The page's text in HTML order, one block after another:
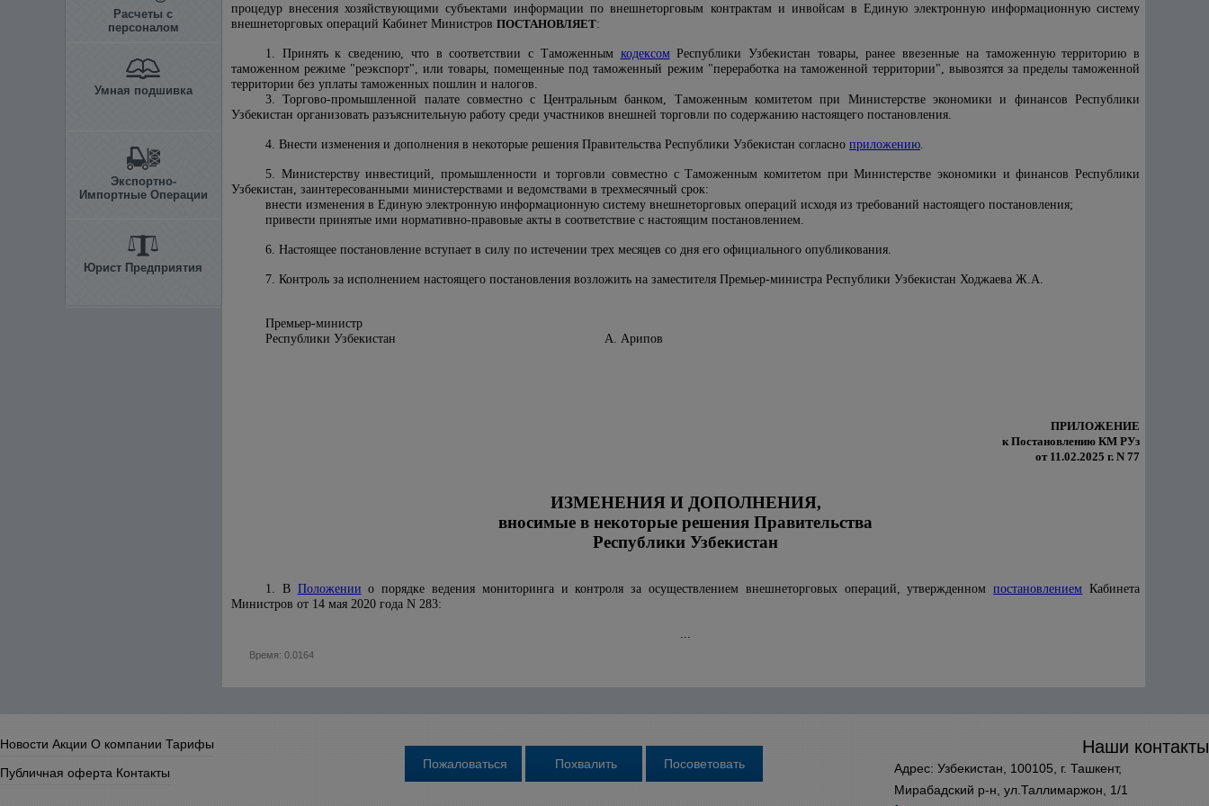
Расчеты с
персоналом
Умная подшивка
Экспортно-
Импортные Операции
Юрист Предприятия
процедур внесения хозяйствующими субъектами информации по внешнеторговым контрактам и инвойсам в Единую электронную информационную систему
внешнеторговых операций Кабинет Министров ПОСТАНОВЛЯЕТ:
1. Принять к сведению, что в соответствии с Таможенным кодексомРеспублики Узбекистан товары, ранее ввезенные на таможенную территорию в
таможенном режиме "реэкспорт", или товары, помещенные под таможенный режим "переработка на таможенной территории", вывозятся за пределы таможенной
территории без уплаты таможенных пошлин и налогов.
3. Торгово-промышленной палате совместно с Центральным банком, Таможенным комитетом при Министерстве экономики и финансов Республики
Узбекистан организовать разъяснительную работу среди участников внешней торговли по содержанию настоящего постановления.
4. Внести изменения и дополнения в некоторые решения Правительства Республики Узбекистан согласно приложению.
5. Министерству инвестиций, промышленности и торговли совместно с Таможенным комитетом при Министерстве экономики и финансов Республики
Узбекистан, заинтересованными министерствами и ведомствами в трехмесячный срок:
внести изменения в Единую электронную информационную систему внешнеторговых операций исходя из требований настоящего постановления;
привести принятые ими нормативно-правовые акты в соответствие с настоящим постановлением.
6. Настоящее постановление вступает в силу по истечении трех месяцев со дня его официального опубликования.
7. Контроль за исполнением настоящего постановления возложить на заместителя Премьер-министра Республики Узбекистан Ходжаева Ж.А.
Премьер-министр
Республики Узбекистан А. Арипов
ПРИЛОЖЕНИЕ
к Постановлению КМ РУз
от 11.02.2025 г. N 77
ИЗМЕНЕНИЯ И ДОПОЛНЕНИЯ,
вносимые в некоторые решения Правительства
Республики Узбекистан
1. В Положении о порядке ведения мониторинга и контроля за осуществлением внешнеторговых операций, утвержденномпостановлением Кабинета
Министров от 14 мая 2020 года N 283:
Время: 0.0164
Новости Акции О компании Тарифы
Публичная оферта Контакты
Наши контакты
Адрес: Узбекистан, 100105, г. Ташкент,
Мирабадский р-н, ул.Таллимаржон, 1/1